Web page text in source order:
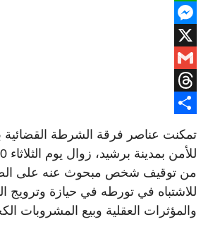
WhatsApp
Messenger
X
Gmail
Threads
Share
تمكنت عناصر فرقة الشرطة القضائية
من توقيف شخص مبحوث عنه على
للاشتباه في تورطه في حيازة وترويج
والمؤثرات العقلية وبيع المشروبات